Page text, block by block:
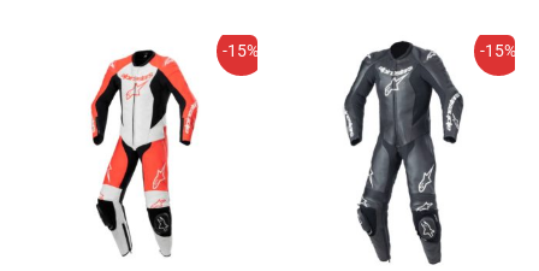
-15%
precio
original
era:
699,95€.
precio
actual
es:
594,96€.
-15%
El
precio
original
era:
699,95€.
precio
actual
es:
594,96€.